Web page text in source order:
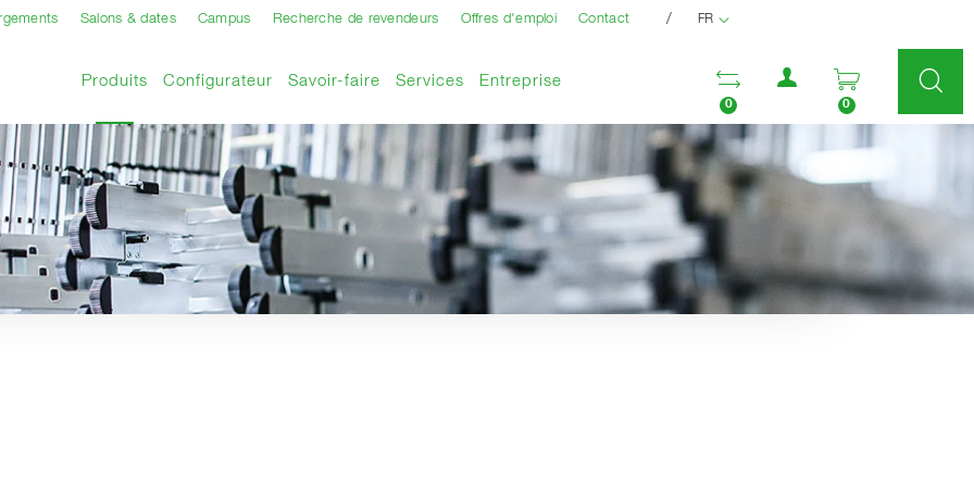
Salons & dates Campus Recherche de revendeurs Offres d'emploi Contact / FR
ProduitsPage actuelle
Configurateur Savoir-faire Services Entreprise Ouvrir la liste
0
Menu utilisateur
Ouvrir le
0